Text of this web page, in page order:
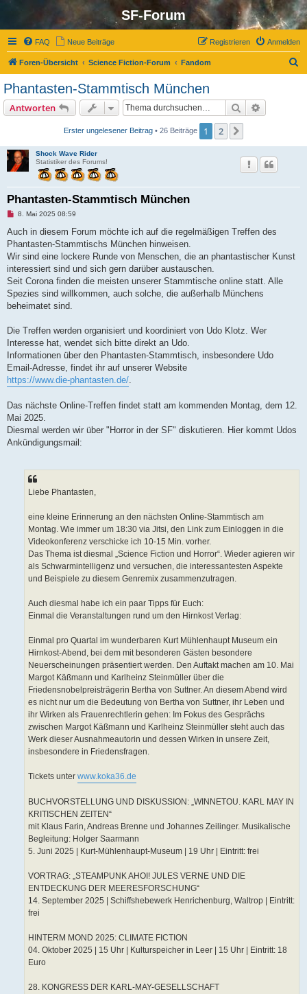
SF-Forum
FAQ Neue Beiträge Anmelden
Registrieren
Foren-Übersicht Science Fiction-Forum Fandom
Phantasten-Stammtisch München
Antworten Suche
Erster ungelesener Beitrag • 26 Beiträge 1 2
Shock Wave Rider
Statistiker des Forums!
Phantasten-Stammtisch München
U
g
l
e
e
n
r
B
t
a
g
8. Mai 2025 08:59
Auch in diesem Forum möchte ich auf die regelmäßigen Treffen des
Phantasten-Stammtischs München hinweisen.
Wir sind eine lockere Runde von Menschen, die an phantastischer Kunst
interessiert sind und sich gern darüber austauschen.
Seit Corona finden die meisten unserer Stammtische online statt. Alle
Spezies sind willkommen, auch solche, die außerhalb Münchens
beheimatet sind.
Die Treffen werden organisiert und koordiniert von Udo Klotz. Wer
Interesse hat, wendet sich bitte direkt an Udo.
Informationen über den Phantasten-Stammtisch, insbesondere Udo
Email-Adresse, findet ihr auf unserer Website
https://www.die-phantasten.de/.
Das nächste Online-Treffen findet statt am kommenden Montag, dem 12.
Mai 2025.
Diesmal werden wir über "Horror in der SF" diskutieren. Hier kommt Udos
Ankündigungsmail:
Liebe Phantasten,
eine kleine Erinnerung an den nächsten Online-Stammtisch am
Montag. Wie immer um 18:30 via Jitsi, den Link zum Einloggen in die
Videokonferenz verschicke ich 10-15 Min. vorher.
Das Thema ist diesmal „Science Fiction und Horror“. Wieder agieren wir
als Schwarmintelligenz und versuchen, die interessantesten Aspekte
und Beispiele zu diesem Genremix zusammenzutragen.
Auch diesmal habe ich ein paar Tipps für Euch:
Einmal die Veranstaltungen rund um den Hirnkost Verlag:
Einmal pro Quartal im wunderbaren Kurt Mühlenhaupt Museum ein
Hirnkost-Abend, bei dem mit besonderen Gästen besondere
Neuerscheinungen präsentiert werden. Den Auftakt machen am 10. Mai
Margot Käßmann und Karlheinz Steinmüller über die
Friedensnobelpreisträgerin Bertha von Suttner. An diesem Abend wird
es nicht nur um die Bedeutung von Bertha von Suttner, ihr Leben und
ihr Wirken als Frauenrechtlerin gehen: Im Fokus des Gesprächs
zwischen Margot Käßmann und Karlheinz Steinmüller steht auch das
Werk dieser Ausnahmeautorin und dessen Wirken in unsere Zeit,
insbesondere in Friedensfragen.
Tickets unter www.koka36.de
BUCHVORSTELLUNG UND DISKUSSION: „WINNETOU. KARL MAY IN
KRITISCHEN ZEITEN“
mit Klaus Farin, Andreas Brenne und Johannes Zeilinger. Musikalische
Begleitung: Holger Saarmann
5. Juni 2025 | Kurt-Mühlenhaupt-Museum | 19 Uhr | Eintritt: frei
VORTRAG: „STEAMPUNK AHOI! JULES VERNE UND DIE
ENTDECKUNG DER MEERESFORSCHUNG“
14. September 2025 | Schiffshebewerk Henrichenburg, Waltrop | Eintritt:
frei
HINTERM MOND 2025: CLIMATE FICTION
04. Oktober 2025 | 15 Uhr | Kulturspeicher in Leer | 15 Uhr | Eintritt: 18
Euro
28. KONGRESS DER KARL-MAY-GESELLSCHAFT